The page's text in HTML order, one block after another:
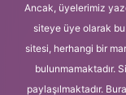
Ancak, üyelerimiz
siteye üye olarak
sitesi, herhangi bir
bulunmamaktadır.
paylaşılmaktadır.